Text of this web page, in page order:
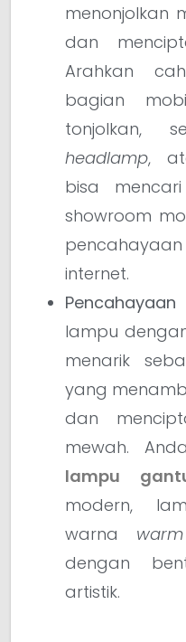
menonjolkan
dan
Arahkan
bagian
tonjolkan,
headlamp,
bisa
showroom
internet.
lampu
menarik
yang
dan
mewah.
lampu
modern,
warna
dengan
artistik.